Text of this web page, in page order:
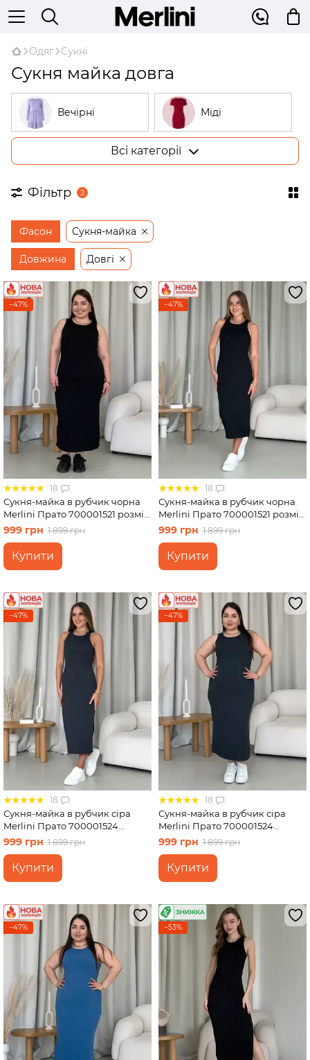
Одяг Сукні
Сукня майка довга
Вечірні Міді
Великі розміри
На запах
Бежеві
Сукні-трапеції
Всі категорії
Фільтр 2
Фасон Сукня-майка
Довжина Довгі
−47%
18
Сукня-майка в рубчик чорна
Merlini Прато 700001521 розмір
2XL-3XL
999 грн 1 899 грн
Купити
−47%
18
Сукня-майка в рубчик чорна
Merlini Прато 700001521 розмір
L-XL
999 грн 1 899 грн
Купити
−47%
18
Сукня-майка в рубчик сіра
Merlini Прато 700001524
розмір S-M
999 грн 1 899 грн
Купити
−47%
18
Сукня-майка в рубчик сіра
Merlini Прато 700001524
розмір 2XL-3XL
999 грн 1 899 грн
Купити
−47% −53%